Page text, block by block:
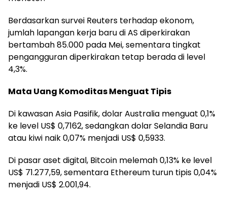
Berdasarkan survei Reuters terhadap ekonom,
jumlah lapangan kerja baru di AS diperkirakan
bertambah 85.000 pada Mei, sementara tingkat
pengangguran diperkirakan tetap berada di level
4,3%.
Mata Uang Komoditas Menguat Tipis
Di kawasan Asia Pasifik, dolar Australia menguat 0,1%
ke level US$ 0,7162, sedangkan dolar Selandia Baru
atau kiwi naik 0,07% menjadi US$ 0,5933.
Di pasar aset digital, Bitcoin melemah 0,13% ke level
US$ 71.277,59, sementara Ethereum turun tipis 0,04%
menjadi US$ 2.001,94.